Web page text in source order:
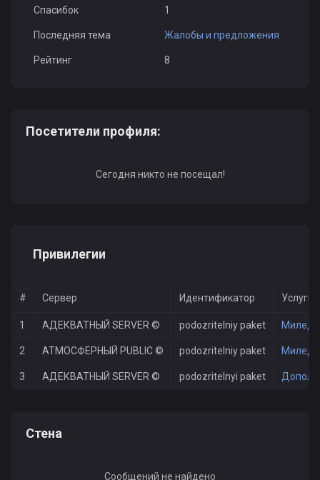
Спасибок 1
Последняя тема Жалобы и предложения
Рейтинг 8
Посетители профиля:
Сегодня никто не посещал!
Привилегии
# Сервер Идентификатор Услуги
1 АДЕКВАТНЫЙ SERVER © podozritelniy paket
2 АТМОСФЕРНЫЙ PUBLIC © podozritelniy paket
3 АДЕКВАТНЫЙ SERVER © podozritelnyi paket
Стена
Сообщений не найдено